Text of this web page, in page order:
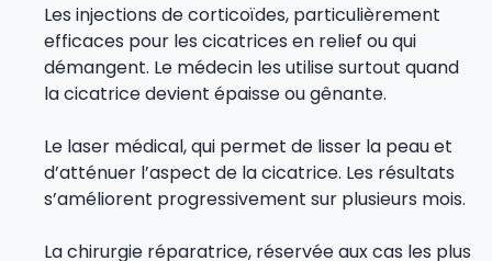
Les injections de corticoïdes, particulièrement
efficaces pour les cicatrices en relief ou qui
démangent. Le médecin les utilise surtout quand
la cicatrice devient épaisse ou gênante.
Le laser médical, qui permet de lisser la peau et
d’atténuer l’aspect de la cicatrice. Les résultats
s’améliorent progressivement sur plusieurs mois.
La chirurgie réparatrice, réservée aux cas les plus